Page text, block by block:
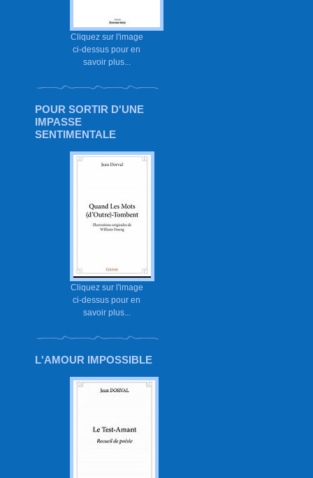
Cliquez sur l'image
ci-dessus pour en
savoir plus...
POUR SORTIR D'UNE
IMPASSE
SENTIMENTALE
Cliquez sur l'image
ci-dessus pour en
savoir plus...
L'AMOUR IMPOSSIBLE